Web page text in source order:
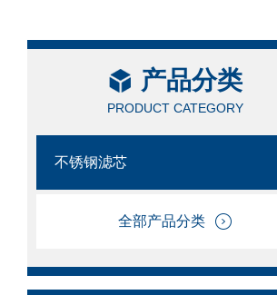
产品分类
PRODUCT CATEGORY
不锈钢滤芯
全部产品分类